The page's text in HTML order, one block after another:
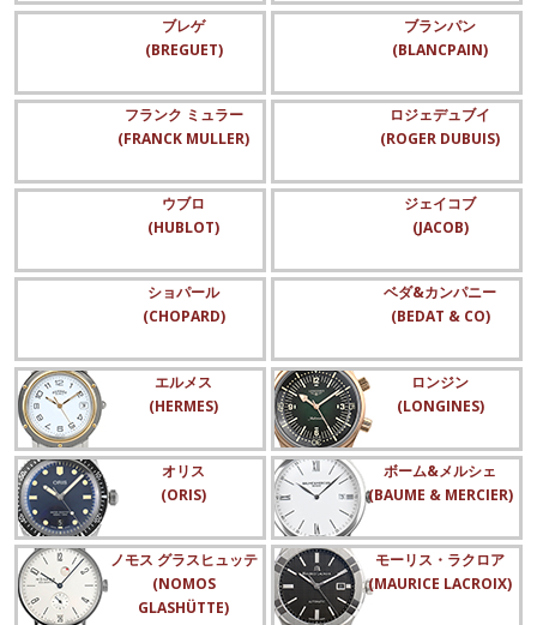
ブレゲ
(BREGUET)
ブランパン
(BLANCPAIN)
フランク ミュラー
(FRANCK MULLER)
ロジェデュブイ
(ROGER DUBUIS)
ウブロ
(HUBLOT)
ジェイコブ
(JACOB)
ショパール
(CHOPARD)
ベダ&カンパニー
(BEDAT & CO)
エルメス
(HERMES)
ロンジン
(LONGINES)
オリス
(ORIS)
ボーム&メルシェ
(BAUME & MERCIER)
ノモス グラスヒュッテ
(NOMOS
GLASHÜTTE)
モーリス・ラクロア
(MAURICE LACROIX)